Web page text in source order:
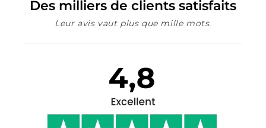
Des milliers de clients satisfaits
Leur avis vaut plus que mille mots.